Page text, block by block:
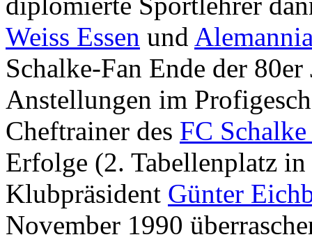
Weiss Essen und
Schalke-Fan Ende der
Anstellungen im
Cheftrainer des FC
Erfolge (2. Tabellenplatz
Klubpräsident Günter
November 1990